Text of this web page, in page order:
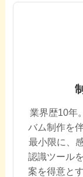
業界歴10年
バム制作を
最小限に、
認識ツール
案を得意と